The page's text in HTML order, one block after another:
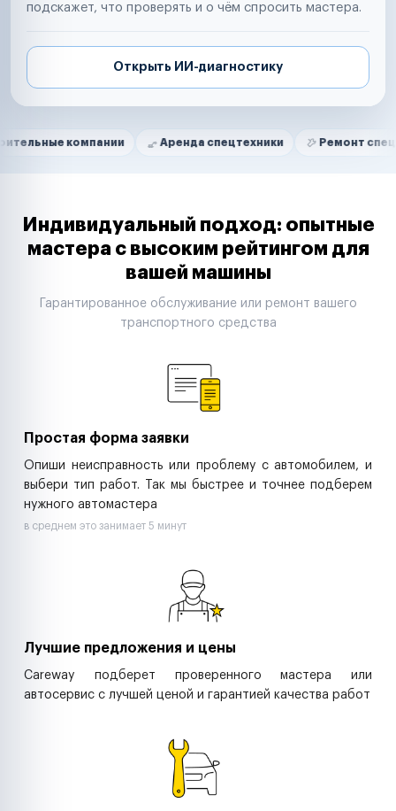
подскажет, что проверять и о чём спросить мастера.
Открыть ИИ-диагностику
Нам доверяют
Аренда спецтехники Ремонт спецтехники
Маркетплейсы
Таксопарки
Автодилеры
Строительные компании
Аренда спецтехники
Индивидуальный подход: опытные
мастера с высоким рейтингом для
вашей машины
Гарантированное обслуживание или ремонт вашего
транспортного средства
Простая форма заявки
Опиши неисправность или проблему с автомобилем, и
выбери тип работ. Так мы быстрее и точнее подберем
нужного автомастера
в среднем это занимает 5 минут
Лучшие предложения и цены
Careway подберет проверенного мастера или
автосервис с лучшей ценой и гарантией качества работ